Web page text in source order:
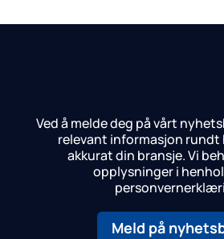
Ved å melde deg på vårt
relevant informasjon rundt
akkurat din bransje.Vi
opplysninger i
Meld på